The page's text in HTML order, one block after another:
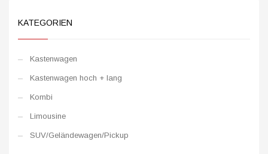
KATEGORIEN
Kastenwagen
Kastenwagen hoch + lang
Kombi
Limousine
SUV/Geländewagen/Pickup